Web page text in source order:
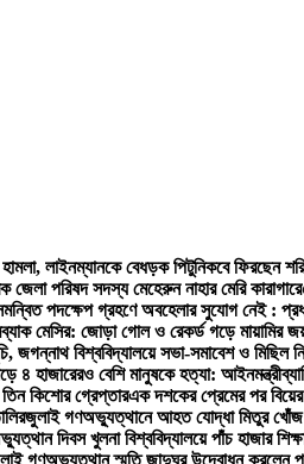
লাইনম্যানকে বেধড়ক পিটুনিকবে ফিরছেন
জেলা পরিষদ সদস্য মেহেরুন নাহার মেরি কারাগারে
পদক্ষেপ গ্রহণে অবহেলার সুযোগ নেই :
মেসির: জোড়া গোল ও রেকর্ড গড়ে মায়ামির
জগন্নাথ বিশ্ববিদ্যালয়ে সভা-সমাবেশ ও মিছিল
৪ হাজারেরও বেশি মানুষকে হত্যা: আইনমন্ত্রী
কিশোর গ্রেপ্তারএক দশকের প্রেমের পর
জুলাই গণঅভ্যুত্থানে আহত যোদ্ধা মিতুর খোঁজ
দিবস খুলনা বিশ্ববিদ্যালয়ে পাঁচ হাজার